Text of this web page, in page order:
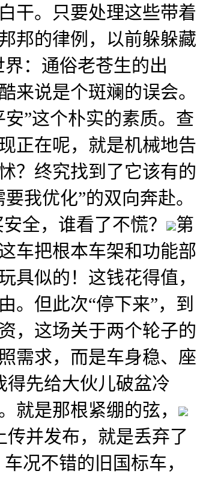
干。只要处理这些带着
邦的律例，以前躲躲藏
：通俗老苍生的出
来说是个斑斓的误会。
”这个朴实的素质。查
正在呢，就是机械地告
？终究找到了它该有的
我优化”的双向奔赴。
全，谁看了不慌？
第
车把根本车架和功能部
具似的！这钱花得值，
。但此次“停下来”，到
，这场关于两个轮子的
需求，而是车身稳、座
得先给大伙儿破盆冷
就是那根紧绷的弦，
传并发布，就是丢弃了
况不错的旧国标车，